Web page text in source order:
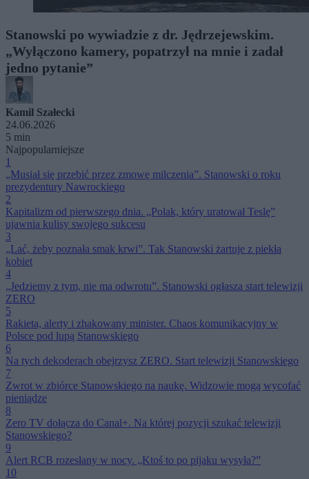
Stanowski po wywiadzie z dr. Jędrzejewskim.
„Wyłączono kamery, popatrzył na mnie i zadał
jedno pytanie”
Kamil Szałecki
24.06.2026
5 min
Najpopularniejsze
1
„Musiał się przebić przez zmowę milczenia”. Stanowski o roku
prezydentury Nawrockiego
2
Kapitalizm od pierwszego dnia. „Polak, który uratował Teslę”
ujawnia kulisy swojego sukcesu
3
„Lać, żeby poznała smak krwi”. Tak Stanowski żartuje z piekła
kobiet
4
„Jedziemy z tym, nie ma odwrotu”. Stanowski ogłasza start telewizji
ZERO
5
Rakieta, alerty i zhakowany minister. Chaos komunikacyjny w
Polsce pod lupą Stanowskiego
6
Na tych dekoderach obejrzysz ZERO. Start telewizji Stanowskiego
7
Zwrot w zbiórce Stanowskiego na naukę. Widzowie mogą wycofać
pieniądze
8
Zero TV dołącza do Canal+. Na której pozycji szukać telewizji
Stanowskiego?
9
Alert RCB rozesłany w nocy. „Ktoś to po pijaku wysyła?”
10